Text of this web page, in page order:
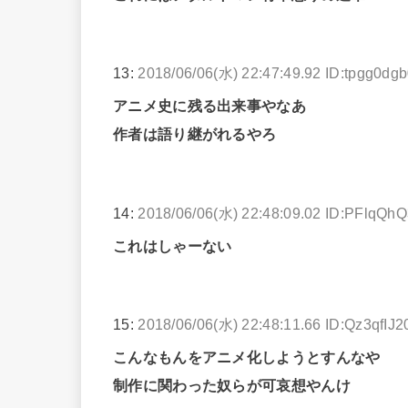
13: 2018/06/06(水) 22:47:49.92
アニメ史に残る出来事やなあ
作者は語り継がれるやろ
14: 2018/06/06(水) 22:48:09.02
これはしゃーない
15: 2018/06/06(水) 22:48:11.66
こんなもんをアニメ化しようとすんなや
制作に関わった奴らが可哀想やんけ